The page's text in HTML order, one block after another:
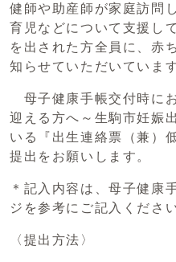
健師や助産師が家庭訪問
育児などについて支援し
を出された方全員に、赤
知らせていただいています
母子健康手帳交付時に
迎える方へ～生駒市妊娠
いる『出生連絡票（兼）
提出をお願いします。
＊記入内容は、母子健康
ジを参考にご記入ください
〈提出方法〉